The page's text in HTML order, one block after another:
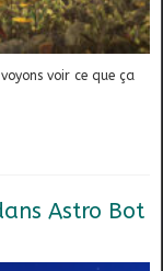
voir ce que ça
Astro Bot